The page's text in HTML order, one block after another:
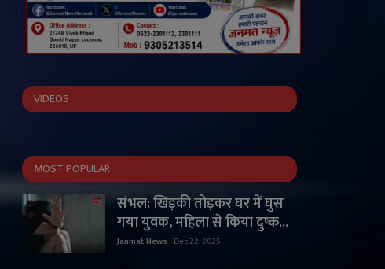
VIDEOS
MOST POPULAR
संभल: खिड़की तोड़कर घर में घुस
गया युवक, महिला से किया दुष्क...
Janmat News Dec 22, 2025